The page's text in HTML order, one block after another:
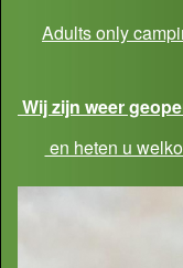
Adults only
Wij zijn weer
en heten u